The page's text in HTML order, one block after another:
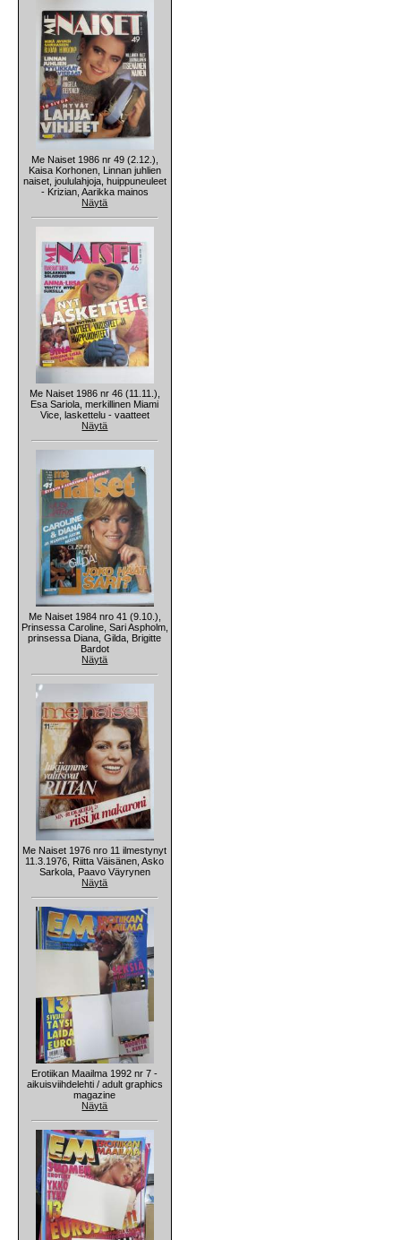
Me Naiset 1986 nr 49 (2.12.),
Kaisa Korhonen, Linnan juhlien
naiset, joululahjoja, huippuneuleet
- Krizian, Aarikka mainos
Näytä
Me Naiset 1986 nr 46 (11.11.),
Esa Sariola, merkillinen Miami
Vice, laskettelu - vaatteet
Näytä
Me Naiset 1984 nro 41 (9.10.),
Prinsessa Caroline, Sari Aspholm,
prinsessa Diana, Gilda, Brigitte
Bardot
Näytä
Me Naiset 1976 nro 11 ilmestynyt
11.3.1976, Riitta Väisänen, Asko
Sarkola, Paavo Väyrynen
Näytä
Erotiikan Maailma 1992 nr 7 -
aikuisviihdelehti / adult graphics
magazine
Näytä